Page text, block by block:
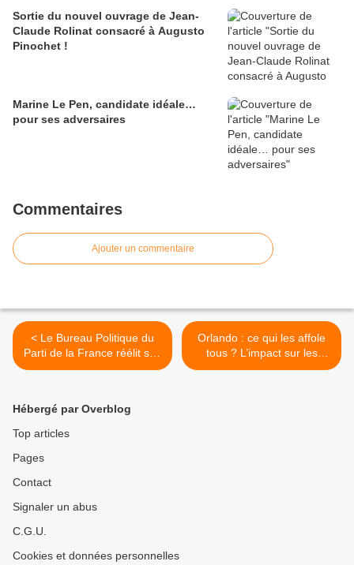
Sortie du nouvel ouvrage de Jean-
Claude Rolinat consacré à Augusto
Pinochet !
Marine Le Pen, candidate idéale…
pour ses adversaires
Commentaires
Ajouter un commentaire
< Le Bureau Politique du
Parti de la France réélit son
Bureau Directeur et
Orlando : ce qui les affole
tous ? L’impact sur les
élections présidentielles >
Hébergé par Overblog
Top articles
Pages
Contact
Signaler un abus
C.G.U.
Cookies et données personnelles